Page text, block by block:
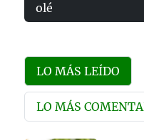
olé
LO MÁS LEÍDO
LO MÁS